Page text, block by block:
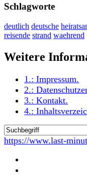
Schlagworte
deutlich deutsche
reisende strand waehrend
Weitere
1.: Impressum.
2.:
3.: Kontakt.
4.:
https://www.last-